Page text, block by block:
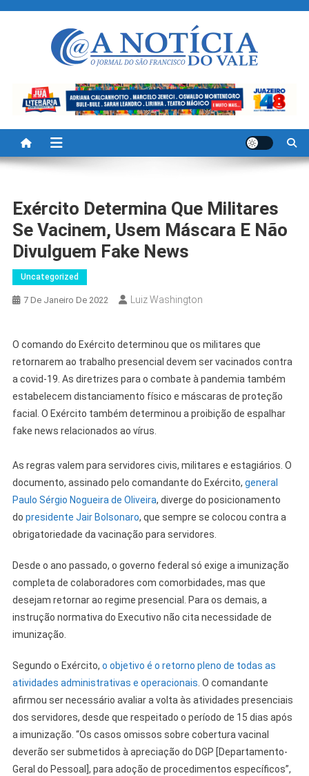
A Noticia Do Vale
Exército Determina Que Militares
Se Vacinem, Usem Máscara E Não
Divulguem Fake News
Uncategorized
7 De Janeiro De 2022 Luiz Washington
O comando do Exército determinou que os militares que
retornarem ao trabalho presencial devem ser vacinados contra
a covid-19. As diretrizes para o combate à pandemia também
estabelecem distanciamento físico e máscaras de proteção
facial. O Exército também determinou a proibição de espalhar
fake news relacionados ao vírus.
As regras valem para servidores civis, militares e estagiários. O
documento, assinado pelo comandante do Exército, general
Paulo Sérgio Nogueira de Oliveira, diverge do posicionamento
do presidente Jair Bolsonaro, que sempre se colocou contra a
obrigatoriedade da vacinação para servidores.
Desde o ano passado, o governo federal só exige a imunização
completa de colaboradores com comorbidades, mas que
desejam retornar ao regime presencial. Para os demais, a
instrução normativa do Executivo não cita necessidade de
imunização.
Segundo o Exército, o objetivo é o retorno pleno de todas as
atividades administrativas e operacionais. O comandante
afirmou ser necessário avaliar a volta às atividades presenciais
dos servidores, desde que respeitado o período de 15 dias após
a imunização. “Os casos omissos sobre cobertura vacinal
deverão ser submetidos à apreciação do DGP [Departamento-
Geral do Pessoal], para adoção de procedimentos específicos”,